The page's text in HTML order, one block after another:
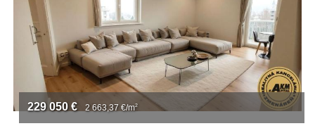
229 050 € 2 663,37 €/m2